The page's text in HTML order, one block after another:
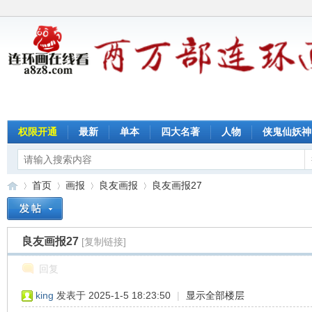
权限开通 最新 单本 四大名著 人物 侠鬼仙妖神
»
首页
›
画报
›
良友画报 良友画报27
良友画报27 [复制链接]
回复
king 发表于 2025-1-5 18:23:50 | 显示全部楼层